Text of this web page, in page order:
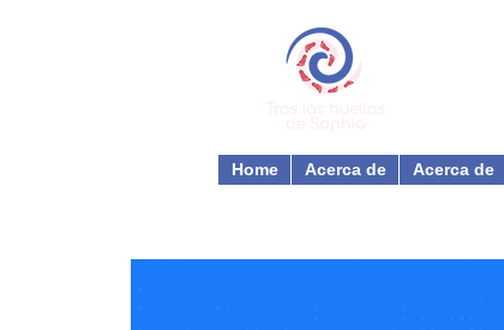
Home Acerca de Acerca de